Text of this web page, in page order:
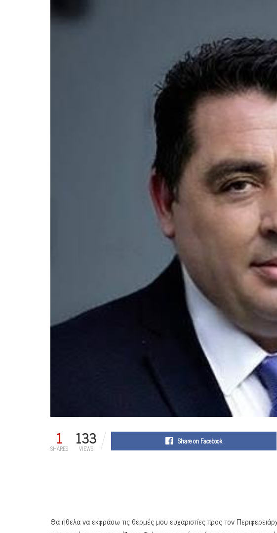
1
SHARES 133
VIEWS
Share on Facebook
Θα ήθελα να εκφράσω τις θερμές μου ευχαριστίες προς τον